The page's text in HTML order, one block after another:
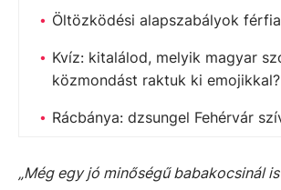
Öltözködési alapszabályok
Kvíz: kitalálod, melyik magyar
közmondást raktuk ki emojikkal?
Rácbánya: dzsungel Fehérvár
„Még egy jó minőségű babakocsinál